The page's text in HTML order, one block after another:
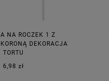
NA ROCZEK 1 Z
DEKORACJA
TORTU
6,98 zł